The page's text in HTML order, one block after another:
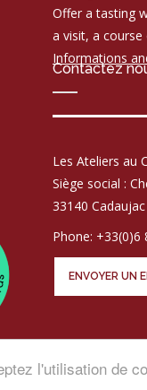
l'utilisation de
Offer a tasting
a visit, a
Informations
Contactez
Les Ateliers au
Siège social :
33140
Phone: +33(0)6
ENVOYER UN